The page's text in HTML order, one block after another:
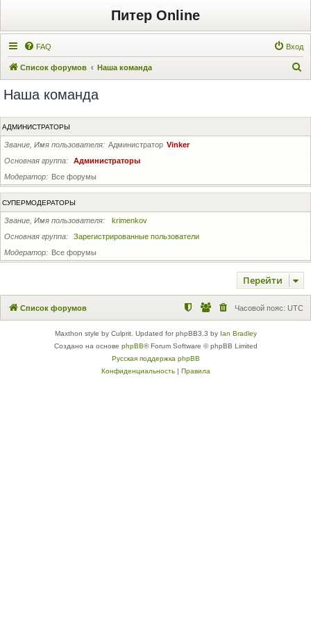
Питер Online
FAQ Вход
Список форумов Наша команда
с
Наша команда
АДМИНИСТРАТОРЫ
Звание, Имя пользователя Администратор Vinker
Основная группа
Администраторы
Модератор
Все форумы
СУПЕРМОДЕРАТОРЫ
Звание, Имя пользователя
krimenkov
Основная группа
Зарегистрированные пользователи
Модератор
Все форумы
Перейти
Список форумов Часовой пояс: UTC
Maxthon style by Culprit. Updated for phpBB3.3 by Ian Bradley
Создано на основе phpBB® Forum Software © phpBB Limited
Русская поддержка phpBB
Конфиденциальность| Правила